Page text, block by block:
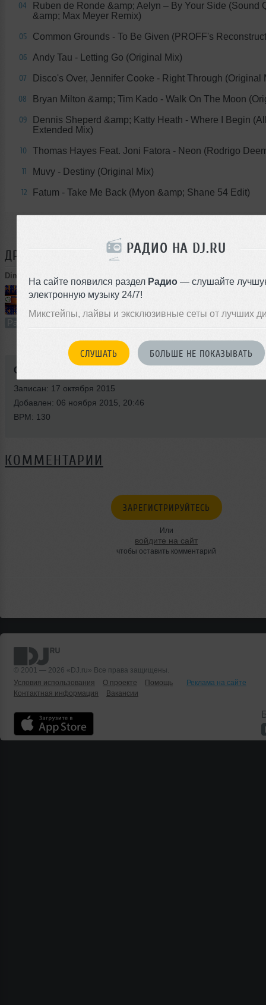
РАДИО НА DJ.RU
На сайте появился раздел Радио — слушайте
электронную музыку 24/7!
Микстейпы, лайвы и эксклюзивные сеты от лучших
СЛУШАТЬ БОЛЬШЕ НЕ ПОКАЗЫВАТЬ
04
Ruben de Ronde &amp; Aelyn – By Your Side (Sound
&amp; Max Meyer Remix)
05 Common Grounds - To Be Given (PROFF's
06 Andy Tau - Letting Go (Original Mix)
07 Disco's Over, Jennifer Cooke - Right Through (Original
08 Bryan Milton &amp; Tim Kado - Walk On The Moon
09
Dennis Sheperd &amp; Katty Heath - Where I Begin
Extended Mix)
10 Thomas Hayes Feat. Joni Fatora - Neon (Rodrigo
11 Muvy - Destiny (Original Mix)
12 Fatum - Take Me Back (Myon &amp; Shane 54 Edit)
ДРУГИЕ ТРЕКИ DIMA RISE
Dima Rise Guest Mix For Midnight Radioshow "3 Episode"(Europa Plus)
60:34 69 раз
Радио-шоу
Стиль:
Записан: 17 октября 2015
Добавлен: 06 ноября 2015, 20:46
BPM: 130
КОММЕНТАРИИ
ЗАРЕГИСТРИРУЙТЕСЬ
Или
войдите на сайт
чтобы оставить комментарий
© 2001 — 2026 «DJ.ru» Все права защищены.
Условия использования
О проекте Помощь
Реклама на сайте
Контактная информация
Вакансии